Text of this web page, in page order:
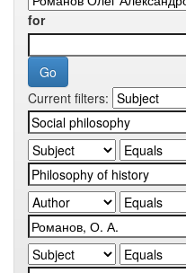
for
Current filters: